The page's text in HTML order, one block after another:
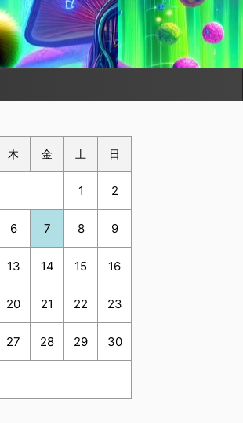
木 金 土 日
1 2
6 7 8 9
13 14 15 16
20 21 22 23
27 28 29 30